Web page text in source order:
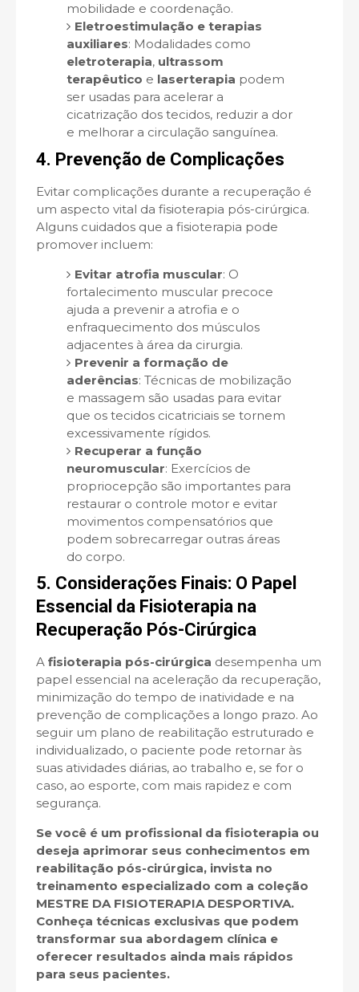
mobilidade e coordenação.
Eletroestimulação e terapias
auxiliares: Modalidades como
eletroterapia, ultrassom
terapêutico e laserterapia podem
ser usadas para acelerar a
cicatrização dos tecidos, reduzir a dor
e melhorar a circulação sanguínea.
4. Prevenção de Complicações
Evitar complicações durante a recuperação é
um aspecto vital da fisioterapia pós-cirúrgica.
Alguns cuidados que a fisioterapia pode
promover incluem:
Evitar atrofia muscular: O
fortalecimento muscular precoce
ajuda a prevenir a atrofia e o
enfraquecimento dos músculos
adjacentes à área da cirurgia.
Prevenir a formação de
aderências: Técnicas de mobilização
e massagem são usadas para evitar
que os tecidos cicatriciais se tornem
excessivamente rígidos.
Recuperar a função
neuromuscular: Exercícios de
propriocepção são importantes para
restaurar o controle motor e evitar
movimentos compensatórios que
podem sobrecarregar outras áreas
do corpo.
5. Considerações Finais: O Papel
Essencial da Fisioterapia na
Recuperação Pós-Cirúrgica
A fisioterapia pós-cirúrgica desempenha um
papel essencial na aceleração da recuperação,
minimização do tempo de inatividade e na
prevenção de complicações a longo prazo. Ao
seguir um plano de reabilitação estruturado e
individualizado, o paciente pode retornar às
suas atividades diárias, ao trabalho e, se for o
caso, ao esporte, com mais rapidez e com
segurança.
Se você é um profissional da fisioterapia ou
deseja aprimorar seus conhecimentos em
reabilitação pós-cirúrgica, invista no
treinamento especializado com a coleção
MESTRE DA FISIOTERAPIA DESPORTIVA.
Conheça técnicas exclusivas que podem
transformar sua abordagem clínica e
oferecer resultados ainda mais rápidos
para seus pacientes.